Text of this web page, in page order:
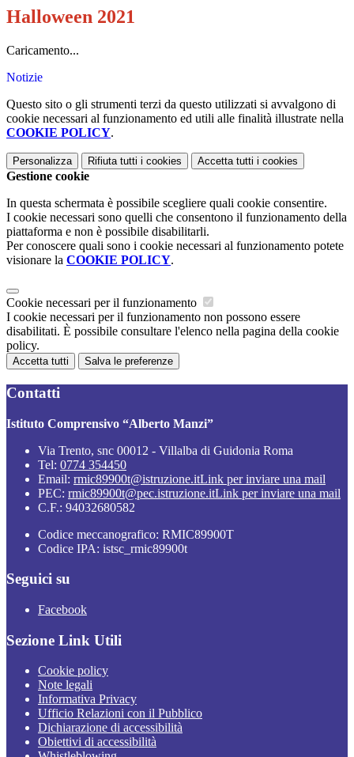
Halloween 2021
Caricamento...
Notizie
Questo sito o gli strumenti terzi da questo utilizzati si avvalgono di
cookie necessari al funzionamento ed utili alle finalità illustrate nella
COOKIE POLICY.
Personalizza Rifiuta tutti i cookies Accetta tutti i cookies
Gestione cookie
In questa schermata è possibile scegliere quali cookie consentire.
I cookie necessari sono quelli che consentono il funzionamento della
piattaforma e non è possibile disabilitarli.
Per conoscere quali sono i cookie necessari al funzionamento potete
visionare la COOKIE POLICY.
Cookie necessari per il funzionamento
I cookie necessari per il funzionamento non possono essere
disabilitati. È possibile consultare l'elenco nella pagina della cookie
policy.
Accetta tutti Salva le preferenze
Contatti
Istituto Comprensivo “Alberto Manzi”
Via Trento, snc 00012 - Villalba di Guidonia Roma
Tel: 0774 354450
Email: rmic89900t@istruzione.itLink per inviare una mail
PEC: rmic89900t@pec.istruzione.itLink per inviare una mail
C.F.: 94032680582
Codice meccanografico: RMIC89900T
Codice IPA: istsc_rmic89900t
Seguici su
Facebook
Sezione Link Utili
Cookie policy
Note legali
Informativa Privacy
Ufficio Relazioni con il Pubblico
Dichiarazione di accessibilità
Obiettivi di accessibilità